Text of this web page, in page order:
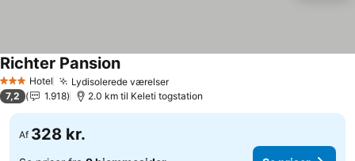
3 StjernerHotel Lydisolerede værelser
Richter Pansion
7,2 1.918 2.0 km til Keleti togstation
Af 328 kr.